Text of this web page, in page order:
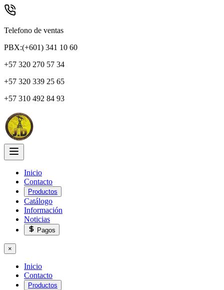
Telefono de ventas
PBX:(+601) 341 10 60
+57 320 270 57 34
+57 320 339 25 65
+57 310 492 84 93
Inicio
Contacto
Productos
Catálogo
Información
Noticias
Pagos
×
Inicio
Contacto
Productos